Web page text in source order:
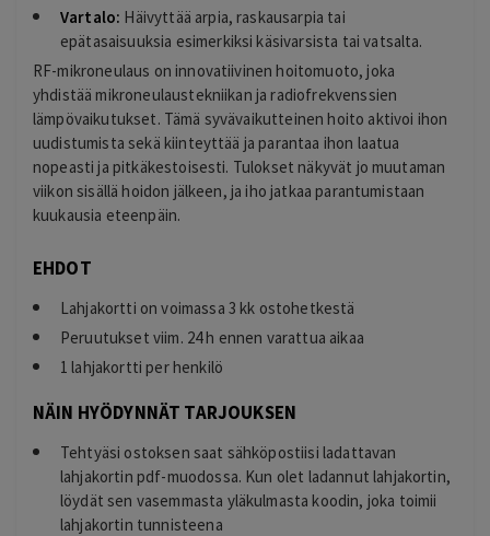
Vartalo: Häivyttää arpia, raskausarpia tai
epätasaisuuksia esimerkiksi käsivarsista tai vatsalta.
RF-mikroneulaus on innovatiivinen hoitomuoto, joka
yhdistää mikroneulaustekniikan ja radiofrekvenssien
lämpövaikutukset. Tämä syvävaikutteinen hoito aktivoi ihon
uudistumista sekä kiinteyttää ja parantaa ihon laatua
nopeasti ja pitkäkestoisesti. Tulokset näkyvät jo muutaman
viikon sisällä hoidon jälkeen, ja iho jatkaa parantumistaan
kuukausia eteenpäin.
EHDOT
Lahjakortti on voimassa 3 kk ostohetkestä
Peruutukset viim. 24 h ennen varattua aikaa
1 lahjakortti per henkilö
NÄIN HYÖDYNNÄT TARJOUKSEN
Tehtyäsi ostoksen saat sähköpostiisi ladattavan
lahjakortin pdf-muodossa. Kun olet ladannut lahjakortin,
löydät sen vasemmasta yläkulmasta koodin, joka toimii
lahjakortin tunnisteena